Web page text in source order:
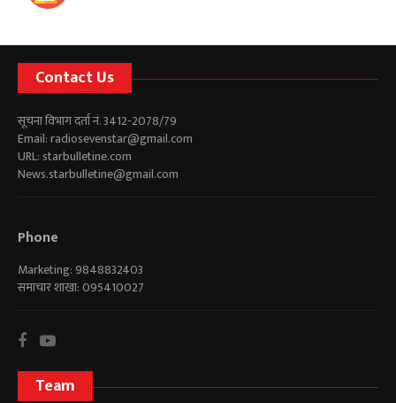
Contact Us
सूचना विभाग दर्ता नं. 3412-2078/79
Email:radiosevenstar@gmail.com
URL: starbulletine.com
News.starbulletine@gmail.com
Phone
Marketing: 9848832403
समाचार शाखा: 095410027
Team